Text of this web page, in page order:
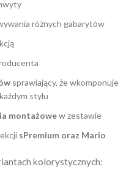
różnych gabarytów
sprawiający, że wkomponuje
stylu
montażowew zestawie
sPremium oraz Mario
kolorystycznych: